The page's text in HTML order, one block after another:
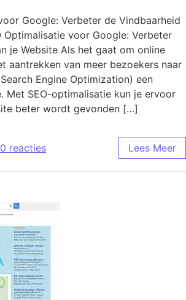
Google: Verbeter de Vindbaarheid
Optimalisatie voor Google: Verbeter
je Website Als het gaat om online
aantrekken van meer bezoekers naar
Engine Optimization) een
Met SEO-optimalisatie kun je ervoor
beter wordt gevonden […]
0 reacties Lees Meer